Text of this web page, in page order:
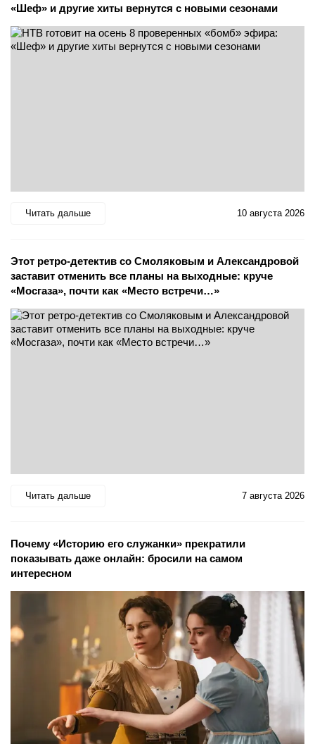
«Шеф» и другие хиты вернутся с новыми сезонами
Читать дальше 10 августа 2026
Этот ретро-детектив со Смоляковым и Александровой
заставит отменить все планы на выходные: круче
«Мосгаза», почти как «Место встречи…»
Читать дальше 7 августа 2026
Почему «Историю его служанки» прекратили
показывать даже онлайн: бросили на самом
интересном